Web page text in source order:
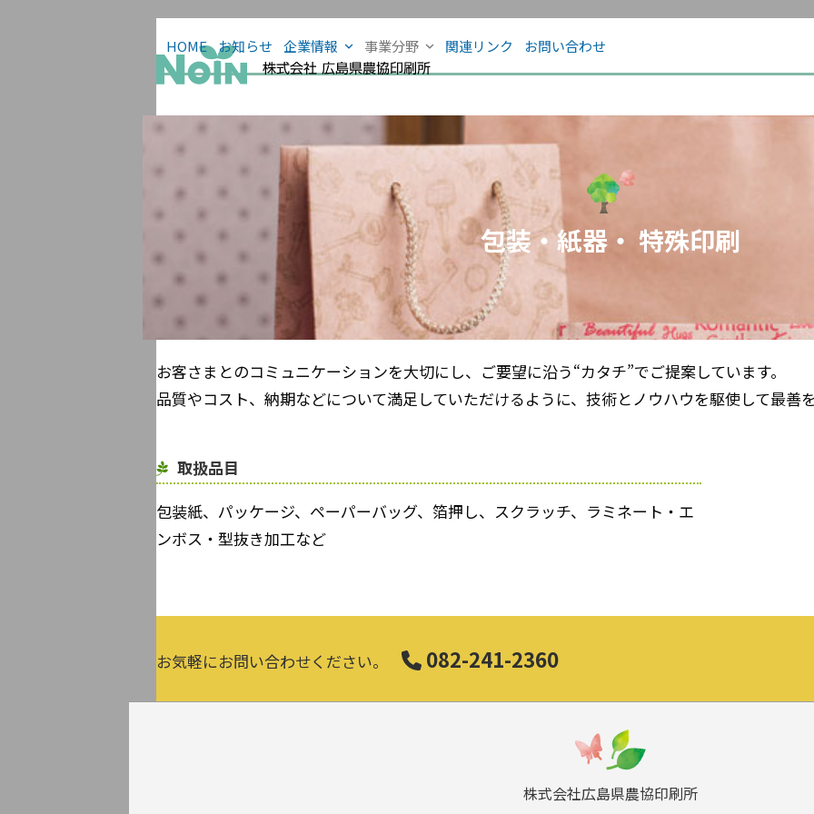
HOME お知らせ 企業情報 事業分野 関連リンク お問い合わせ
包装・紙器・ 特殊印刷
お客さまとのコミュニケーションを大切にし、ご要望に沿う“カタチ”でご提案しています。
品質やコスト、納期などについて満足していただけるように、技術とノウハウを駆使して最善
取扱品目
包装紙、パッケージ、ペーパーバッグ、箔押し、スクラッチ、ラミネート・エ
ンボス・型抜き加工など
お気軽にお問い合わせください。 082-241-2360
株式会社広島県農協印刷所